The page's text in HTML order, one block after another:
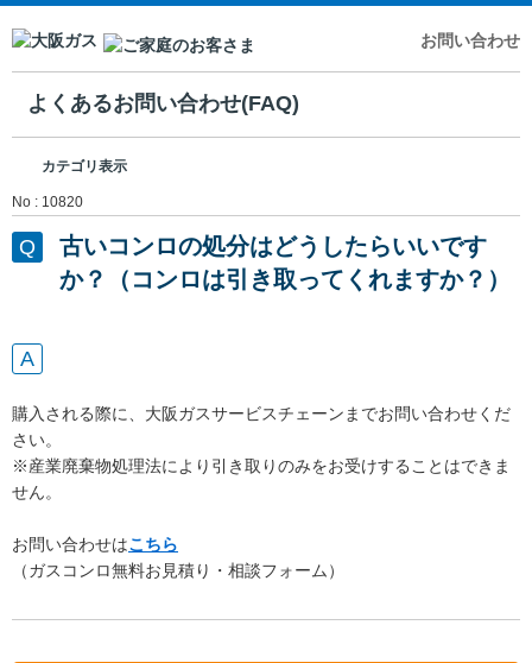
お問い合わせ
よくあるお問い合わせ(FAQ)
カテゴリ表示
No : 10820
古いコンロの処分はどうしたらいいです
か？（コンロは引き取ってくれますか？）
購入される際に、大阪ガスサービスチェーンまでお問い合わせくだ
さい。
※産業廃棄物処理法により引き取りのみをお受けすることはできま
せん。
お問い合わせはこちら
（ガスコンロ無料お見積り・相談フォーム）